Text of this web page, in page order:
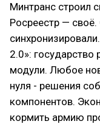
Минтранс строил
Росреестр —
2.0»: государство
модули. Любое
нуля - решения
компонентов.
кормить армию